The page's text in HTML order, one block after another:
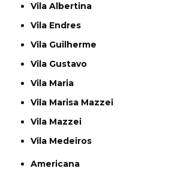
Vila Albertina
Vila Endres
Vila Guilherme
Vila Gustavo
Vila Maria
Vila Marisa Mazzei
Vila Mazzei
Vila Medeiros
Americana